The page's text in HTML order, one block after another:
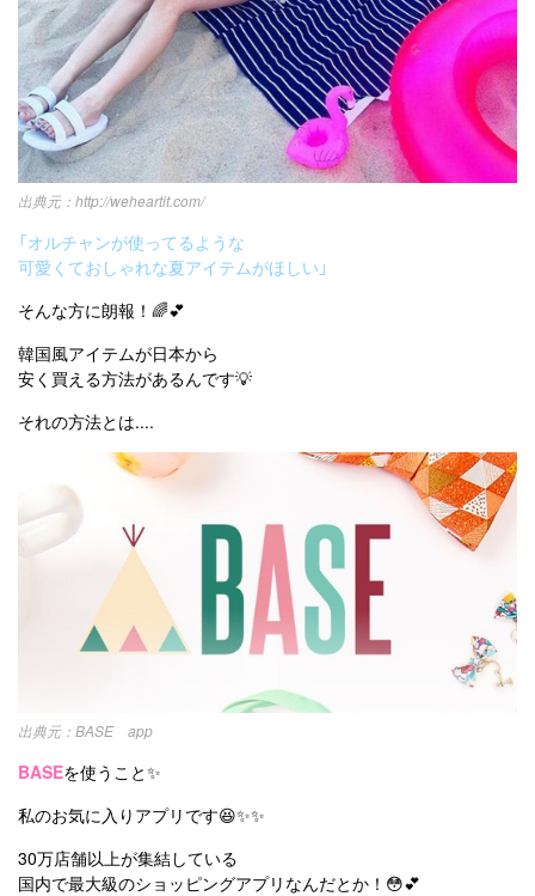
http://weheartit.com/
「オルチャンが使ってるような
可愛くておしゃれな夏アイテムがほしい」
そんな方に朗報！🌈💕
韓国風アイテムが日本から
安く買える方法があるんです💡
それの方法とは....
BASE app
BASEを使うこと✨
私のお気に入りアプリです😆✨✨
30万店舗以上が集結している
国内で最大級のショッピングアプリなんだとか！😳💕